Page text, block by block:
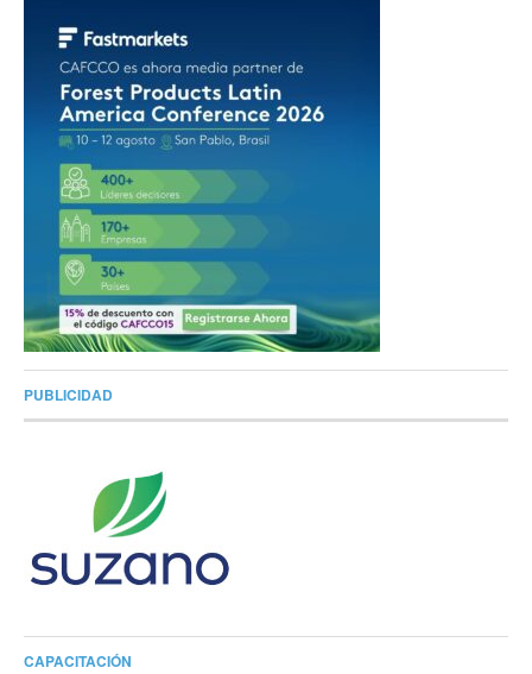
PUBLICIDAD
CAPACITACIÓN